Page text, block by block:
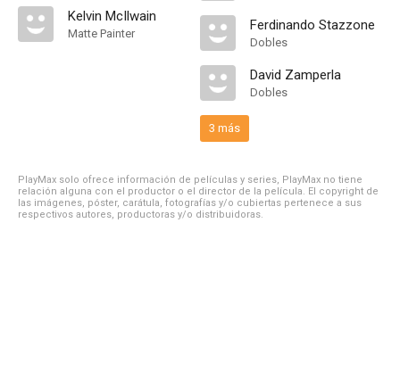
Kelvin McIlwain
Matte Painter
Ferdinando Stazzone
Dobles
David Zamperla
Dobles
3 más
PlayMax solo ofrece información de películas y series, PlayMax no tiene
relación alguna con el productor o el director de la película. El copyright de
las imágenes, póster, carátula, fotografías y/o cubiertas pertenece a sus
respectivos autores, productoras y/o distribuidoras.